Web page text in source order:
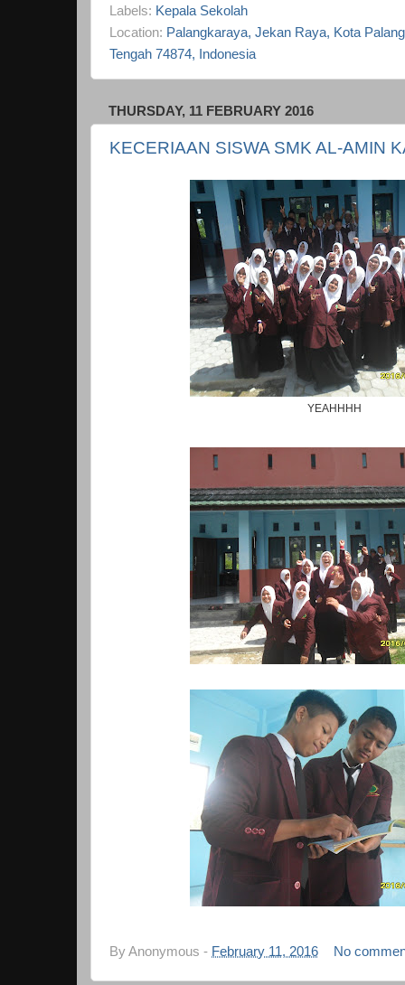
Labels: Kepala Sekolah
Location: Palangkaraya, Jekan Raya, Kota
Tengah 74874, Indonesia
THURSDAY, 11 FEBRUARY 2016
KECERIAAN SISWA SMK AL-AMIN
YEAHHHH
ByAnonymous - February 11, 2016 No